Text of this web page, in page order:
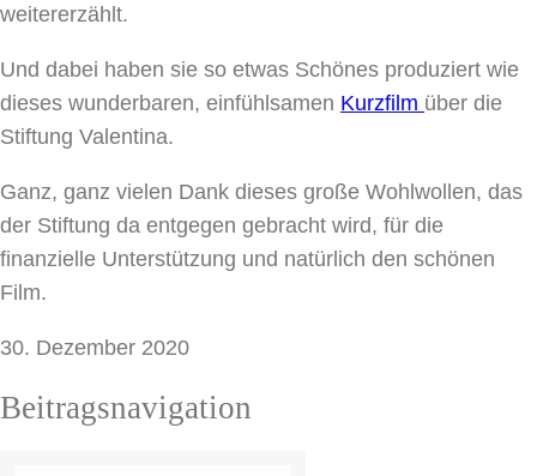
weitererzählt.
Und dabei haben sie so etwas Schönes produziert wie
dieses wunderbaren, einfühlsamen Kurzfilm über die
Stiftung Valentina.
Ganz, ganz vielen Dank dieses große Wohlwollen, das
der Stiftung da entgegen gebracht wird, für die
finanzielle Unterstützung und natürlich den schönen
Film.
30. Dezember 2020
Beitragsnavigation